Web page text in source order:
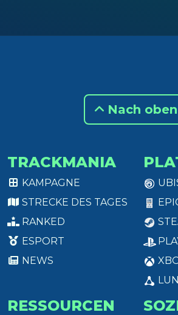
Nach oben
TRACKMANIA
KAMPAGNE
STRECKE DES TAGES
RANKED
ESPORT
NEWS
RESSOURCEN